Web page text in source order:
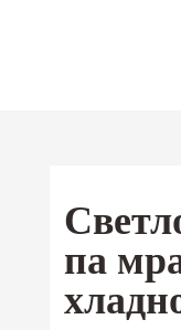
Ваши
на
па